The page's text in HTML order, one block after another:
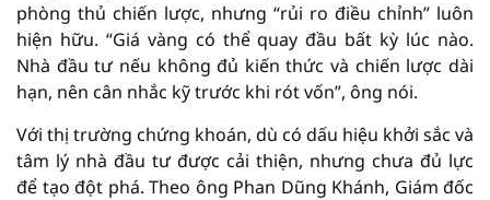
phòng thủ chiến lược, nhưng “rủi ro điều chỉnh” luôn
hiện hữu. “Giá vàng có thể quay đầu bất kỳ lúc nào.
Nhà đầu tư nếu không đủ kiến thức và chiến lược dài
hạn, nên cân nhắc kỹ trước khi rót vốn”, ông nói.
Với thị trường chứng khoán, dù có dấu hiệu khởi sắc và
tâm lý nhà đầu tư được cải thiện, nhưng chưa đủ lực
để tạo đột phá. Theo ông Phan Dũng Khánh, Giám đốc